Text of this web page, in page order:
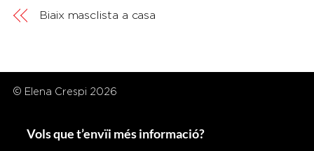
Biaix masclista a casa
© Elena Crespi 2026
Vols que t’envïi més informació?